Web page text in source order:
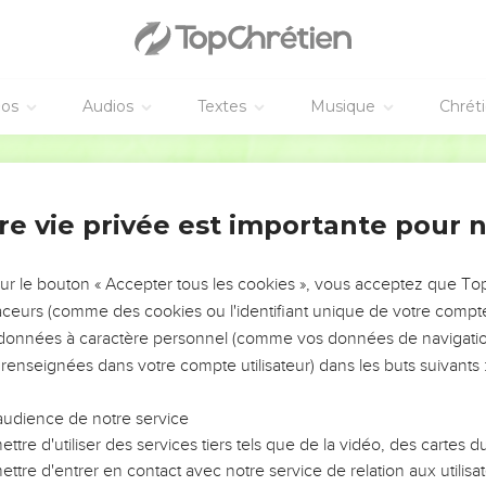
Audios Textes Musique
le pays d'Assyrie et le pays de Nimrod à l'intérieur de ses
viendra dans notre pays et qu'il pénétrera sur notre territoire.
parmi les nations
au milieu des peuples nombreux, pareil à une rosée qui vient
: elles ne comptent pas sur l'homme, elles ne dépendent pas
parmi les troupeaux de brebis : lorsqu'il passe, il piétine et
tes adversaires, et que tous tes ennemis soient supprimés !
tous les faux appuis
je supprimerai du milieu de toi tes chevaux et je détruirai
de ton pays et je renverserai toutes tes forteresses.
toi la magie et tu n'auras plus de devins ;
de toi tes idoles et tes statues, et tu ne te prosterneras plus
vie privée est importante pour
le bouton « Accepter tous les cookies », vous acceptez que
(comme des cookies ou l'identifiant unique de votre
à caractère personnel (comme vos données de
dans votre compte utilisateur) dans les buts suivants :
de notre service
d'utiliser des services tiers tels que de la vidéo, des cartes
d'entrer en contact avec notre service de relation aux